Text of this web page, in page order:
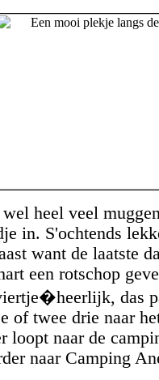
wel heel veel
in. S'ochtends
want de laatste
een rotschop
das
of twee drie naar
loopt naar de
naar Camping